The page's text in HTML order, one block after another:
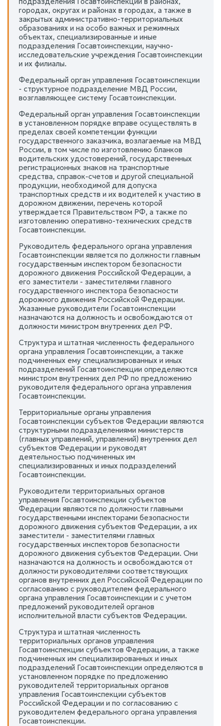
городах, округах и районах в городах, а также в
закрытых административно-территориальных
образованиях и на особо важных и режимных
объектах, специализированные и иные
подразделения Госавтоинспекции, научно-
исследовательские учреждения Госавтоинспекции
и их филиалы.
Федеральный орган управления Госавтоинспекции
- структурное подразделение МВД России,
возглавляющее систему Госавтоинспекции.
Федеральный орган управления Госавтоинспекции
в установленном порядке вправе осуществлять в
пределах своей компетенции функции
государственного заказчика, возлагаемые на МВД
России, в том числе по изготовлению бланков
водительских удостоверений, государственных
регистрационных знаков на транспортные
средства, справок-счетов и другой специальной
продукции, необходимой для допуска
транспортных средств и их водителей к участию в
дорожном движении, перечень которой
утверждается Правительством РФ, а также по
изготовлению оперативно-технических средств
Госавтоинспекции.
Руководитель федерального органа управления
Госавтоинспекции является по должности главным
государственным инспектором безопасности
дорожного движения Российской Федерации, а
его заместители - заместителями главного
государственного инспектора безопасности
дорожного движения Российской Федерации.
Указанные руководители Госавтоинспекции
назначаются на должность и освобождаются от
должности министром внутренних дел РФ.
Структура и штатная численность федерального
органа управления Госавтоинспекции, а также
подчиненных ему специализированных и иных
подразделений Госавтоинспекции определяются
министром внутренних дел РФ по предложению
руководителя федерального органа управления
Госавтоинспекции.
Территориальные органы управления
Госавтоинспекции субъектов Федерации являются
структурными подразделениями министерств
(главных управлений, управлений) внутренних дел
субъектов Федерации и руководят
деятельностью подчиненных им
специализированных и иных подразделений
Госавтоинспекции.
Руководители территориальных органов
управления Госавтоинспекции субъектов
Федерации являются по должности главными
государственными инспекторами безопасности
дорожного движения субъектов Федерации, а их
заместители - заместителями главных
государственных инспекторов безопасности
дорожного движения субъектов Федерации. Они
назначаются на должность и освобождаются от
должности руководителями соответствующих
органов внутренних дел Российской Федерации по
согласованию с руководителем федерального
органа управления Госавтоинспекции и с учетом
предложений руководителей органов
исполнительной власти субъектов Федерации.
Структура и штатная численность
территориальных органов управления
Госавтоинспекции субъектов Федерации, а также
подчиненных им специализированных и иных
подразделений Госавтоинспекции определяются в
установленном порядке по предложению
руководителей территориальных органов
управления Госавтоинспекции субъектов
Российской Федерации и по согласованию с
руководителем федерального органа управления
Госавтоинспекции.